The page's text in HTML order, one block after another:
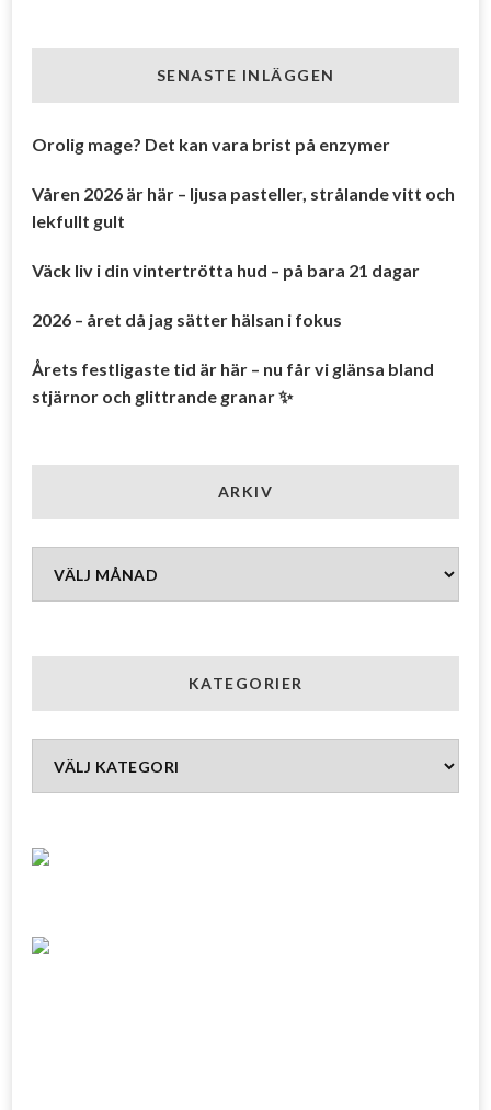
SENASTE INLÄGGEN
Orolig mage? Det kan vara brist på enzymer
Våren 2026 är här – ljusa pasteller, strålande vitt och
lekfullt gult
Väck liv i din vintertrötta hud – på bara 21 dagar
2026 – året då jag sätter hälsan i fokus
Årets festligaste tid är här – nu får vi glänsa bland
stjärnor och glittrande granar ✨
ARKIV
Arkiv
KATEGORIER
Kategorier